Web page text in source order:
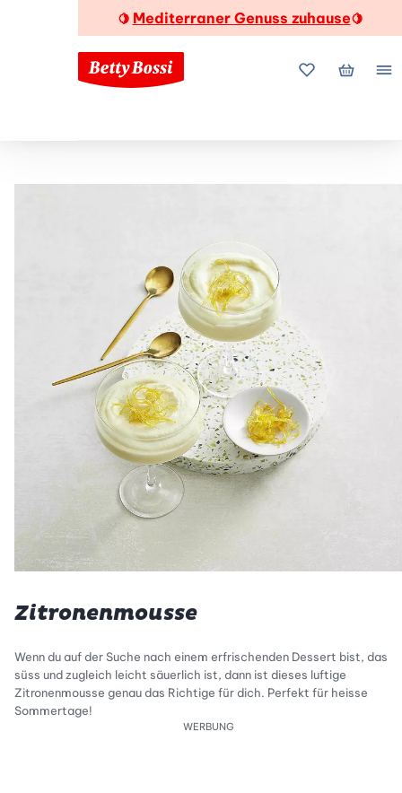
🍋 Mediterraner Genuss zuhause🍋
MeineMein
Zitronenmousse
Wenn du auf der Suche nach einem erfrischenden Dessert bist, das
süss und zugleich leicht säuerlich ist, dann ist dieses luftige
Zitronenmousse genau das Richtige für dich. Perfekt für heisse
Sommertage!
WERBUNG